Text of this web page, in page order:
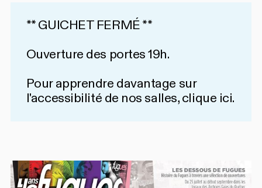
** GUICHET FERMÉ **
Ouverture des portes 19h.
Pour apprendre davantage sur
l'accessibilité de nos salles,clique ici.